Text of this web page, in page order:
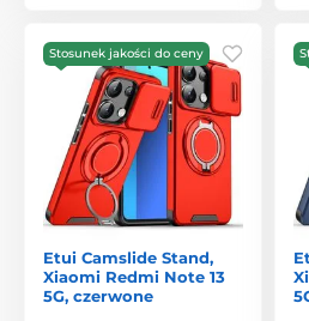
Stosunek jakości do ceny
Etui Camslide Stand,
Xiaomi Redmi Note 13
5G, czerwone